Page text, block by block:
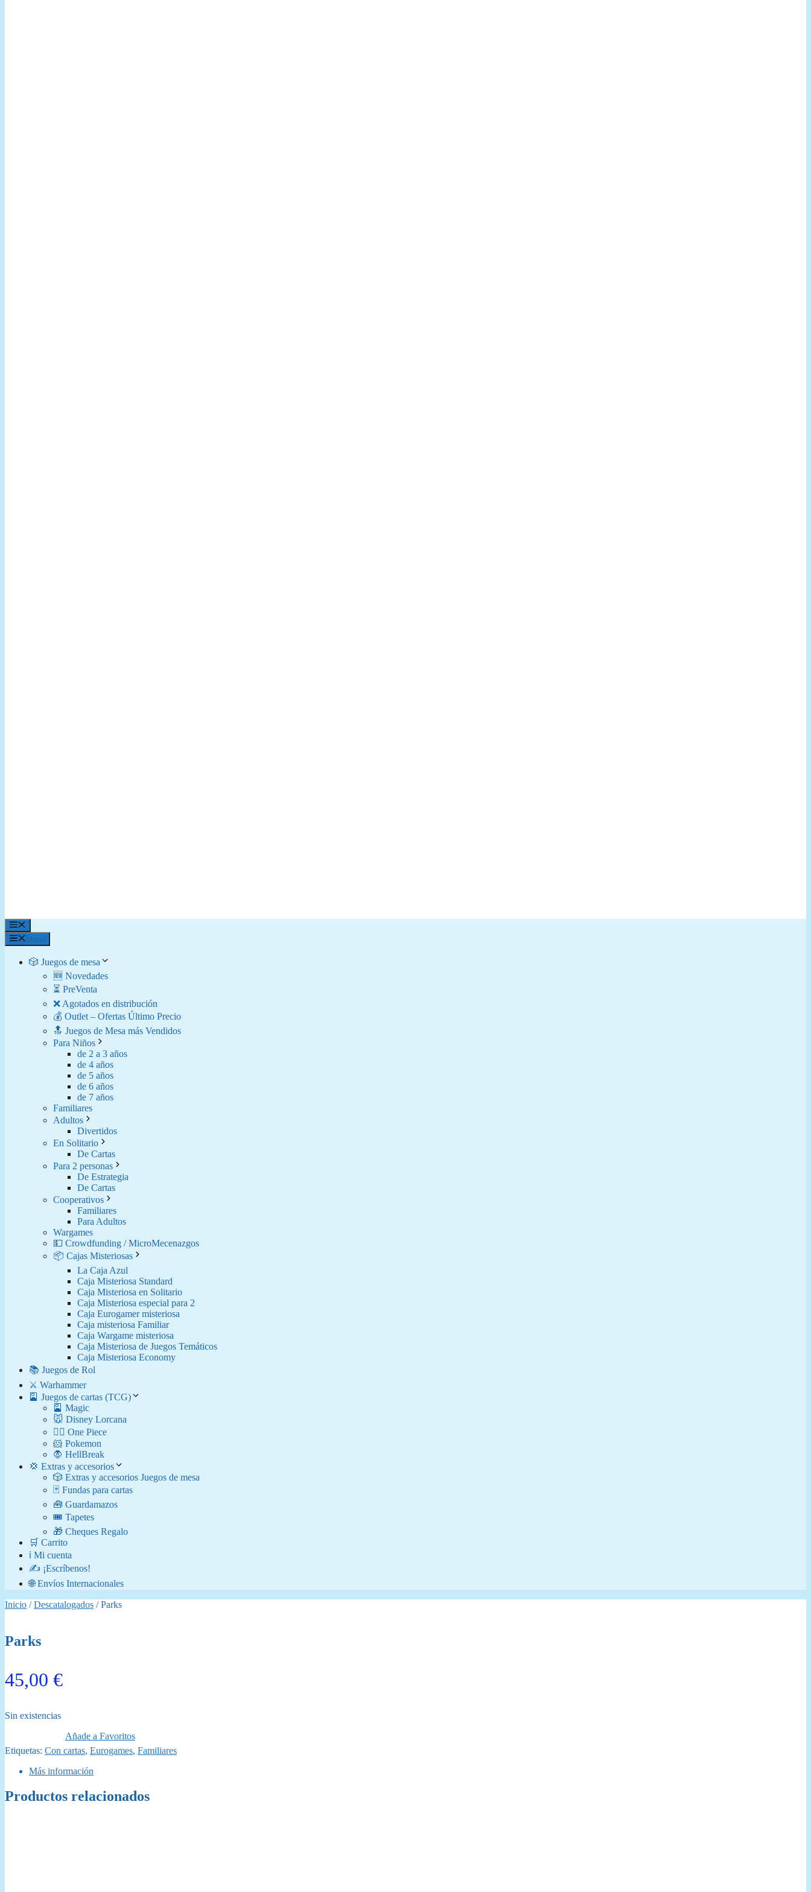
Menú
🎲 Juegos de mesa
🆕 Novedades
⏳ PreVenta
❌ Agotados en distribución
💰 Outlet – Ofertas Último Precio
🔝 Juegos de Mesa más Vendidos
Para Niños
de 2 a 3 años
de 4 años
de 5 años
de 6 años
de 7 años
Familiares
Adultos
Divertidos
En Solitario
De Cartas
Para 2 personas
De Estrategia
De Cartas
Cooperativos
Familiares
Para Adultos
Wargames
💵 Crowdfunding / MicroMecenazgos
📦 Cajas Misteriosas
La Caja Azul
Caja Misteriosa Standard
Caja Misteriosa en Solitario
Caja Misteriosa especial para 2
Caja Eurogamer misteriosa
Caja misteriosa Familiar
Caja Wargame misteriosa
Caja Misteriosa de Juegos Temáticos
Caja Misteriosa Economy
📚 Juegos de Rol
⚔️ Warhammer
🎴 Juegos de cartas (TCG)
🎴 Magic
🐭 Disney Lorcana
🏴‍☠️ One Piece
🐹 Pokemon
🧛​ HellBreak
💢 Extras y accesorios
🎲 Extras y accesorios Juegos de mesa
🃏 Fundas para cartas
🧰 Guardamazos
🎟️ Tapetes
🎁 Cheques Regalo
🛒 Carrito
ℹ️ Mi cuenta
✍️ ¡Escríbenos!
🌐 Envíos Internacionales
Inicio /Descatalogados / Parks
Parks
45,00 €
Sin existencias
Añade a Favoritos
Etiquetas: Con cartas, Eurogames, Familiares
Más información
Productos relacionados